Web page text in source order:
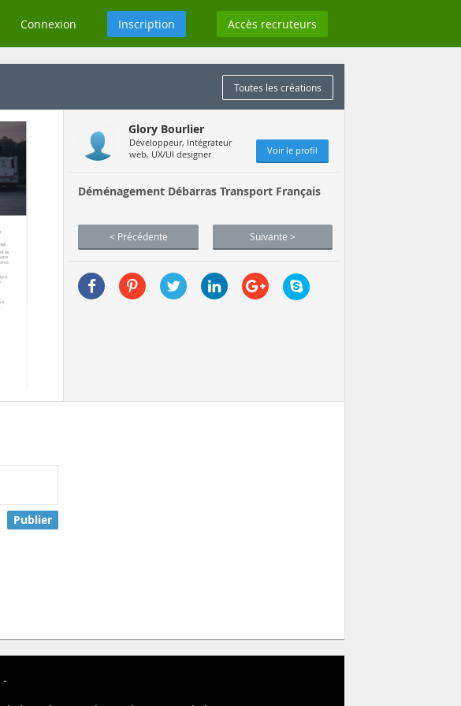
Connexion Inscription Accès recruteurs
Toutes les créations
Glory Bourlier
Développeur, Intégrateur
web, UX/UI designer
Voir le profil
Déménagement Débarras Transport Français
< Précédente Suivante >
Publier